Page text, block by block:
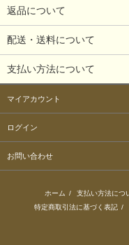
返品について
配送・送料について
支払い方法について
マイアカウント
ログイン
お問い合わせ
ホーム / 支払い方法につ
特定商取引法に基づく表記 /